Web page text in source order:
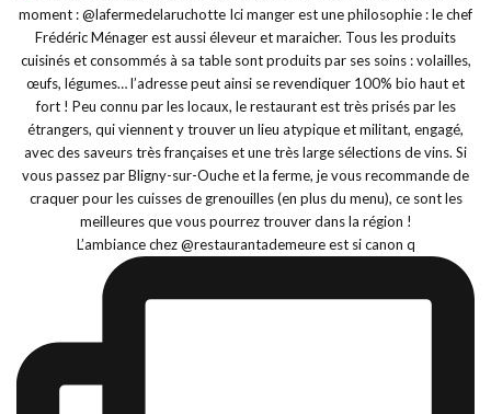
L’ambiance chez @restaurantademeure est si canon q